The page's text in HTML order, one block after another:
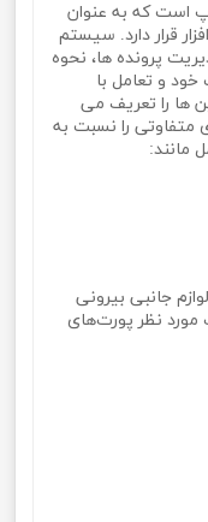
است که به عنوان
قرار دارد. سیستم
پرونده ها، نحوه
و تعامل با
ها را تعریف می‌
را نسبت به
مانند:
جانبی بیرونی
نظر پورت‌های